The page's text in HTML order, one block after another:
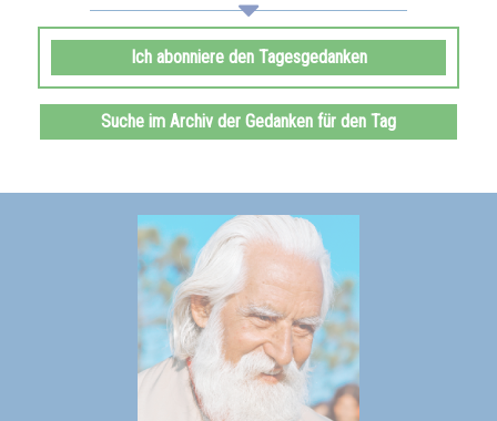
Geschöpfen gegeben habt, kommt sofort etwas von oben, um euch zu
füllen.*
Omraam Mikhaël Aïvanhov
Siehe das BuchGeistiges und künstlerisches Schaffen, kapitel VIII
Ich abonniere den Tagesgedanken
Suche im Archiv der Gedanken für den Tag